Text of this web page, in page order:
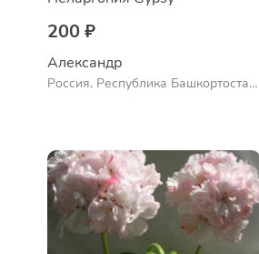
200 ₽
Александр
Россия, Республика Башкортостан,